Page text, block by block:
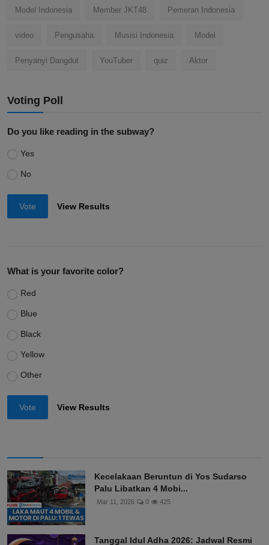
Model Indonesia Member JKT48 Pemeran Indonesia
video Pengusaha Musisi Indonesia Model
Penyanyi Dangdut YouTuber quiz Aktor
Voting Poll
Do you like reading in the subway?
Yes
No
Vote View Results
What is your favorite color?
Red
Blue
Black
Yellow
Other
Vote View Results
Kecelakaan Beruntun di Yos Sudarso
Palu Libatkan 4 Mobi...
Mar 11, 2026 0 425
Tanggal Idul Adha 2026: Jadwal Resmi